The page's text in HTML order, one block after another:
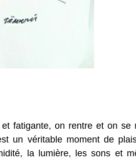
fatigante, on rentre et on se
un véritable moment de
la lumière, les sons et